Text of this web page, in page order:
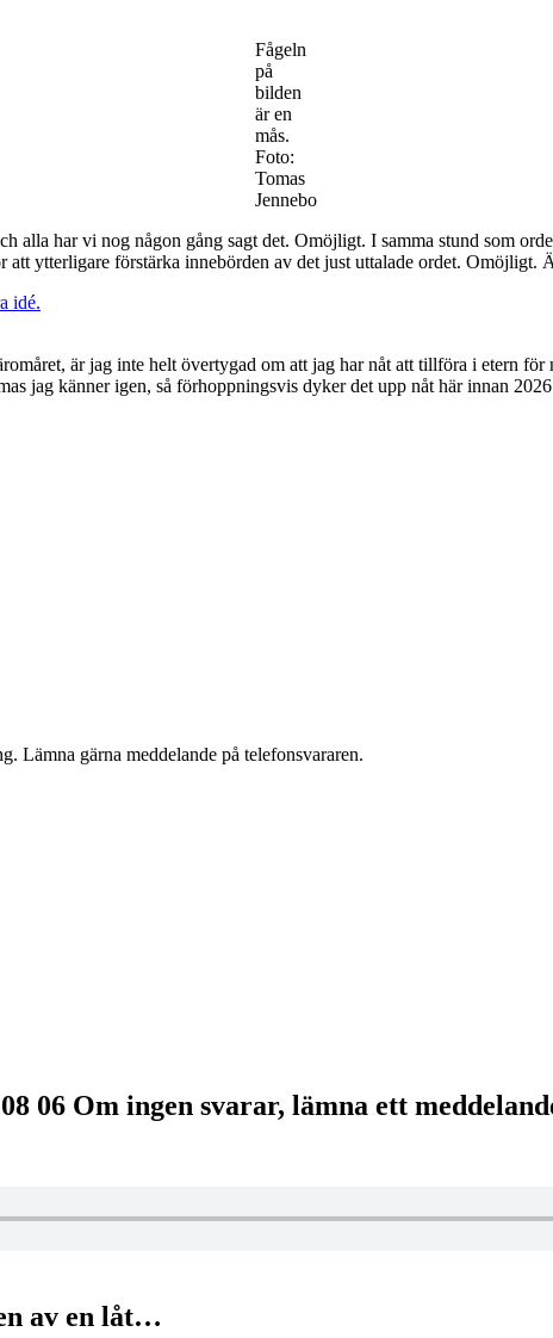
Fågeln
på
bilden
är en
mås.
Foto:
Tomas
Jennebo
har vi nog någon gång sagt det. Omöjligt. I samma stund som
ytterligare förstärka innebörden av det just uttalade ordet.
idé.
är jag inte helt övertygad om att jag har nåt att tillföra i etern
jag känner igen, så förhoppningsvis dyker det upp nåt här innan
Lämna gärna meddelande på telefonsvararen.
06 Om ingen svarar, lämna ett
av en låt…